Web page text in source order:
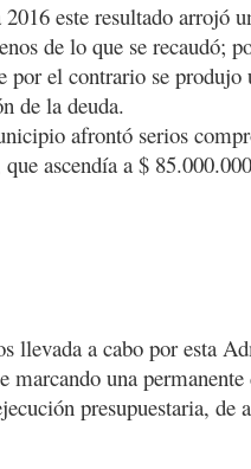
este resultado arrojó
de lo que se recaudó;
por el contrario se
de la deuda.
afrontó serios
ascendía a $
llevada a cabo por esta
marcando una
presupuestaria, de